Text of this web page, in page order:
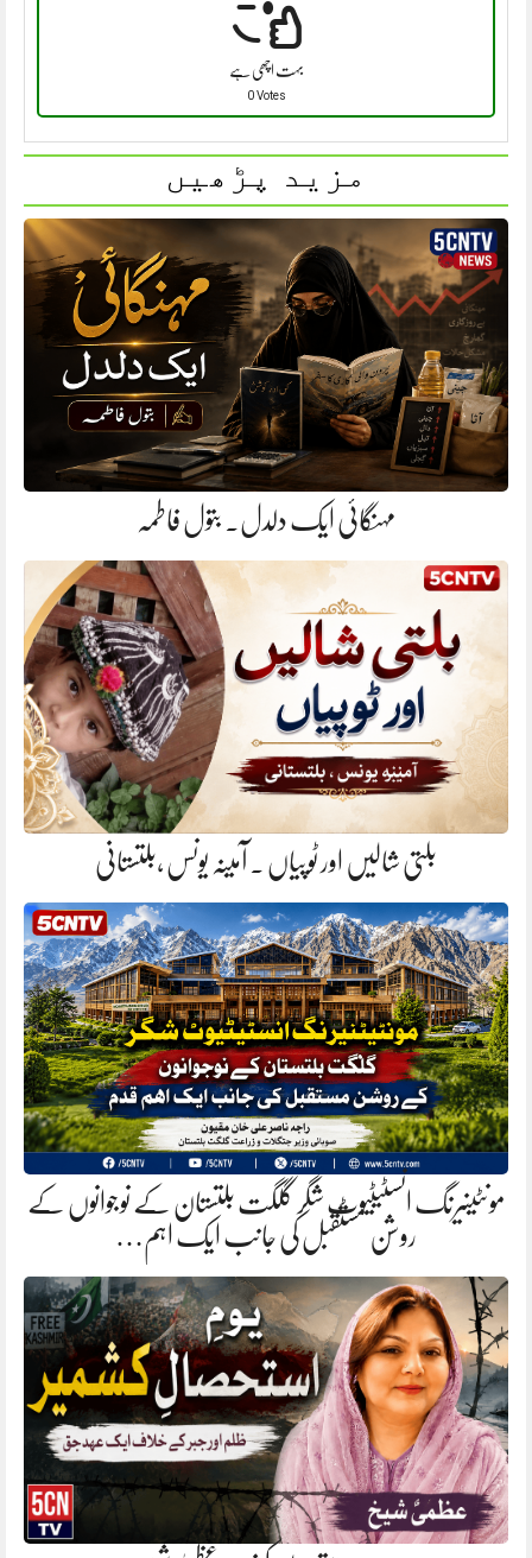
بہت اچھی ہے
0 Votes
مزید پڑھیں
مہنگائی ایک دلدل. بتول فاطمہ
بلتی شالیں اور ٹوپیاں . آمینہ یونس ،بلتستانی
مونٹینیرنگ انسٹیٹیوٹ شگر گلگت بلتستان کے نوجوانوں کے
روشن مستقبل کی جانب ایک اہم…